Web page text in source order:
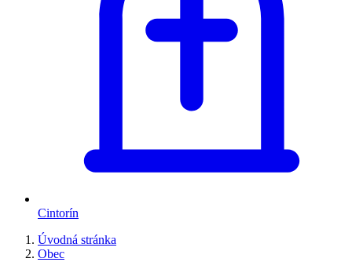
Cintorín
Úvodná stránka
Obec